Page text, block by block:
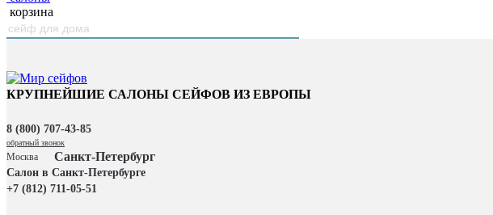
корзина
КРУПНЕЙШИЕ САЛОНЫ СЕЙФОВ ИЗ ЕВРОПЫ
8 (800) 707-43-85
обратный звонок
Москва Санкт-Петербург
Салон в Санкт-Петербурге
+7 (812) 711-05-51